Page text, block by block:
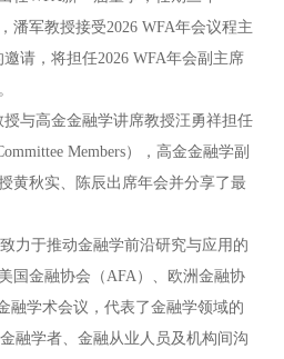
潘军教授接受2026 WFA年会议程主
请，将担任2026 WFA年会副主席
授与高金金融学讲席教授汪勇祥担任
Members），高金金融学副
黄秋实、陈辰出席年会并分享了最
力于推动金融学前沿研究与应用的
国金融协会（AFA）、欧洲金融协
融学术会议，代表了金融学领域的
融学者、金融从业人员及机构间沟